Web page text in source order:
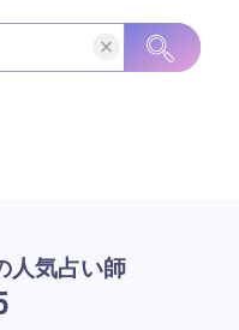
人気占い師